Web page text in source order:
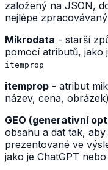
založený na JSON,
nejlépe
Mikrodata - starší
pomocí atributů, jako
itemprop
itemprop - atribut
název, cena,
GEO (generativní
obsahu a dat tak,
prezentované ve
jako je ChatGPT nebo